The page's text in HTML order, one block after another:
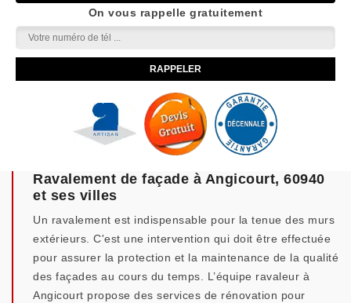
On vous rappelle gratuitement
Ravalement de façade à Angicourt, 60940
et ses villes
Un ravalement est indispensable pour la tenue des murs
extérieurs. C'est une intervention qui doit être effectuée
pour assurer la protection et la maintenance de la qualité
des façades au cours du temps. L’équipe ravaleur à
Angicourt propose des services de rénovation pour